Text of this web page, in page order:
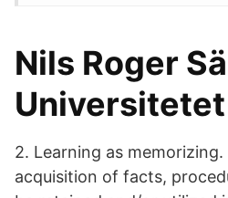
Nils Roger
2. Learning as
acquisition of facts,